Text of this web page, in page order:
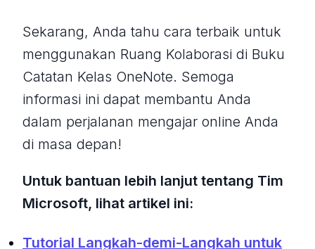
Sekarang, Anda tahu cara terbaik untuk
menggunakan Ruang Kolaborasi di Buku
Catatan Kelas OneNote. Semoga
informasi ini dapat membantu Anda
dalam perjalanan mengajar online Anda
di masa depan!
Untuk bantuan lebih lanjut tentang Tim
Microsoft, lihat artikel ini:
Tutorial Langkah-demi-Langkah untuk